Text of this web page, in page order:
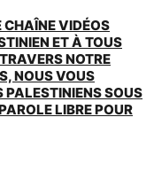
CHAÎNE VIDÉOS
ET À TOUS
NOTRE
NOUS VOUS
PALESTINIENS SOUS
LIBRE POUR